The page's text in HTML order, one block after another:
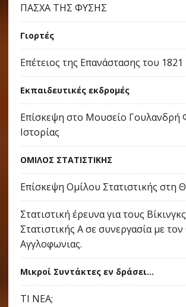
ΠΑΣΧΑ ΤΗΣ ΦΥΣΗΣ
Γιορτές
Eπέτειος της Επανάστασης του 1821
Εκπαιδευτικές εκδρομές
Επίσκεψη στο Μουσείο Γουλανδρή
Ιστορίας
ΟΜΙΛΟΣ ΣΤΑΤΙΣΤΙΚΗΣ
Επίσκεψη Ομίλου Στατιστικής στη
Στατιστική έρευνα για τους
Στατιστικής Α σε συνεργασία με
Αγγλοφωνιας.
Μικροί Συντάκτες εν δράσει...
ΤΙ ΝΕΑ;